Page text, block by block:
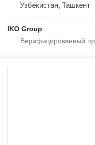
Узбекистан, Ташкент
IKO Group